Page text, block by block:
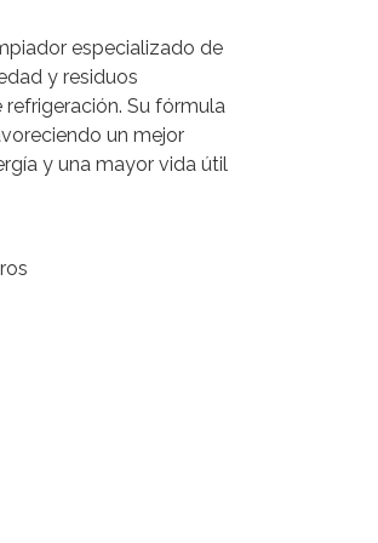
especializado de
y residuos
Su fórmula
un mejor
y una mayor vida útil